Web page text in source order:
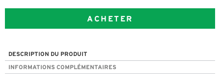
ACHETER
DESCRIPTION DU PRODUIT
INFORMATIONS COMPLÉMENTAIRES